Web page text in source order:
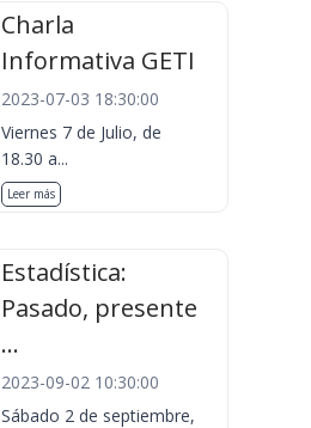
Charla
Informativa GETI
2023-07-03 18:30:00
Viernes 7 de Julio, de
18.30 a...
Leer más
Estadística:
Pasado, presente
...
2023-09-02 10:30:00
Sábado 2 de septiembre,